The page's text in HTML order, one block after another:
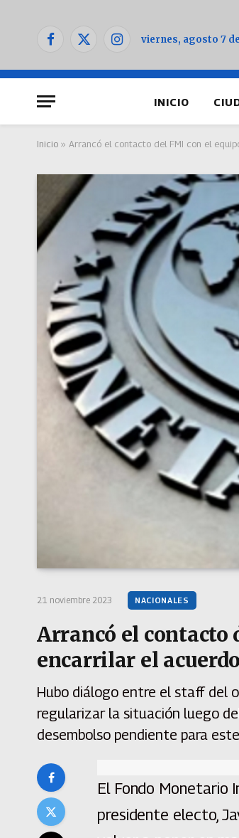
Facebook
X
Instagramviernes, agosto 7
INICIO
Inicio » Arrancó el contacto del FMI con el
21 noviembre 2023 NACIONALES
Arrancó el contacto
encarrilar el
Hubo diálogo entre el staff del
regularizar la situación luego
desembolso pendiente para
El Fondo Monetario
presidente electo,